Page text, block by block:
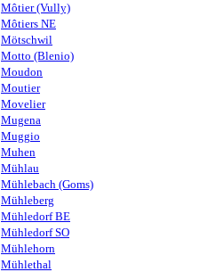
Môtier (Vully)
Môtiers NE
Mötschwil
Motto (Blenio)
Moudon
Moutier
Movelier
Mugena
Muggio
Muhen
Mühlau
Mühlebach (Goms)
Mühleberg
Mühledorf BE
Mühledorf SO
Mühlehorn
Mühlethal